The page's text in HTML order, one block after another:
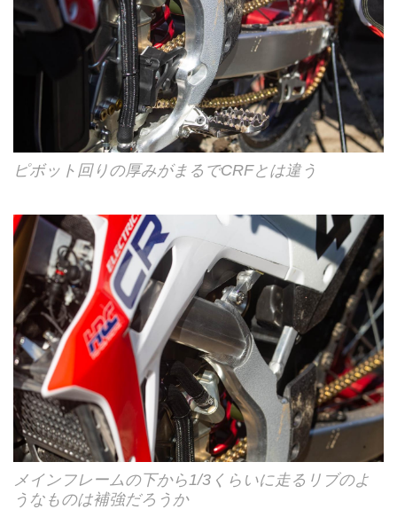
ピボット回りの厚みがまるでCRFとは違う
メインフレームの下から1/3くらいに走るリブのよ
うなものは補強だろうか